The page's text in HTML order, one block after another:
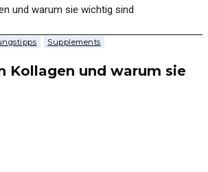
und warum sie wichtig sind
Supplements
Kollagen und warum sie